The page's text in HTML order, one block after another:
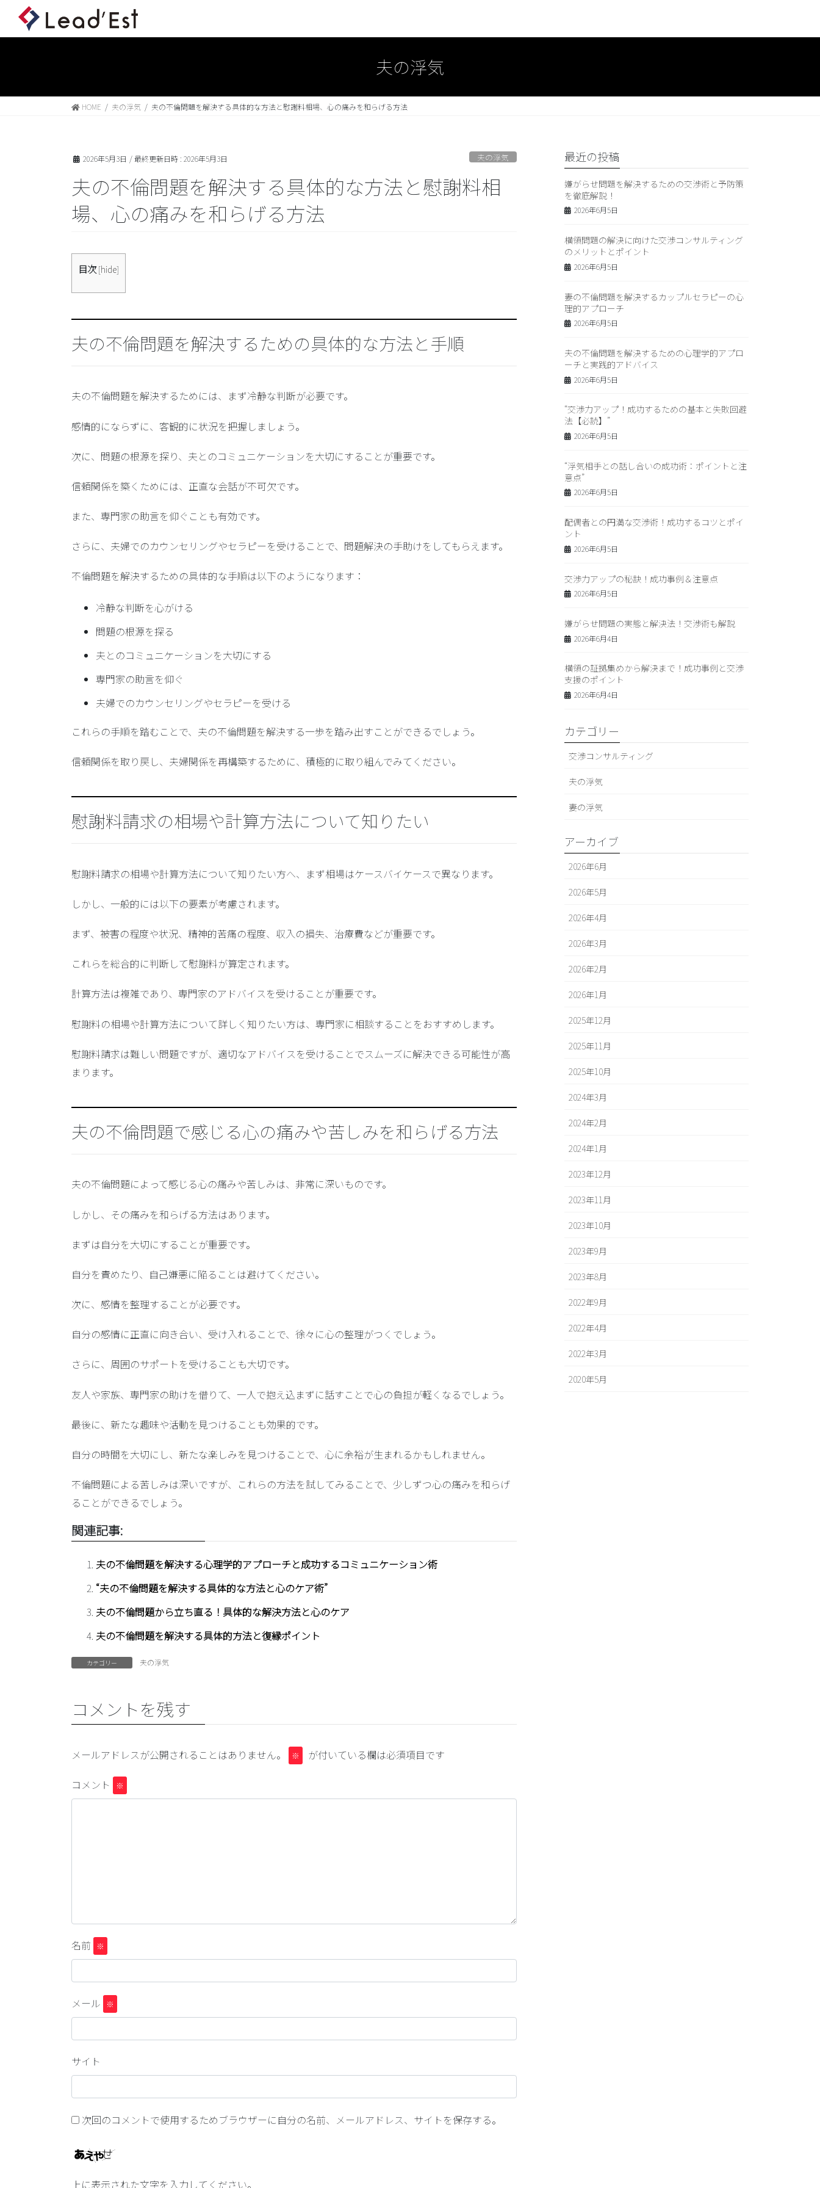
夫の浮気
HOME 夫の浮気 夫の不倫問題を解決する具体的な方法と慰謝料相場、心の痛みを和らげる方法
2026年5月3日 / 最終更新日時 : 2026年5月3日 夫の浮気
夫の不倫問題を解決する具体的な方法と慰謝料相
場、心の痛みを和らげる方法
目次 [hide]
夫の不倫問題を解決するための具体的な方法と手順
夫の不倫問題を解決するためには、まず冷静な判断が必要です。
感情的にならずに、客観的に状況を把握しましょう。
次に、問題の根源を探り、夫とのコミュニケーションを大切にすることが重要です。
信頼関係を築くためには、正直な会話が不可欠です。
また、専門家の助言を仰ぐことも有効です。
さらに、夫婦でのカウンセリングやセラピーを受けることで、問題解決の手助けをしてもらえます。
不倫問題を解決するための具体的な手順は以下のようになります：
冷静な判断を心がける
問題の根源を探る
夫とのコミュニケーションを大切にする
専門家の助言を仰ぐ
夫婦でのカウンセリングやセラピーを受ける
これらの手順を踏むことで、夫の不倫問題を解決する一歩を踏み出すことができるでしょう。
信頼関係を取り戻し、夫婦関係を再構築するために、積極的に取り組んでみてください。
慰謝料請求の相場や計算方法について知りたい
慰謝料請求の相場や計算方法について知りたい方へ、まず相場はケースバイケースで異なります。
しかし、一般的には以下の要素が考慮されます。
まず、被害の程度や状況、精神的苦痛の程度、収入の損失、治療費などが重要です。
これらを総合的に判断して慰謝料が算定されます。
計算方法は複雑であり、専門家のアドバイスを受けることが重要です。
慰謝料の相場や計算方法について詳しく知りたい方は、専門家に相談することをおすすめします。
慰謝料請求は難しい問題ですが、適切なアドバイスを受けることでスムーズに解決できる可能性が高
まります。
夫の不倫問題で感じる心の痛みや苦しみを和らげる方法
夫の不倫問題によって感じる心の痛みや苦しみは、非常に深いものです。
しかし、その痛みを和らげる方法はあります。
まずは自分を大切にすることが重要です。
自分を責めたり、自己嫌悪に陥ることは避けてください。
次に、 感情を整理する ことが必要です。
自分の感情に正直に向き合い、受け入れることで、徐々に心の整理がつくでしょう。
さらに、 周囲のサポートを受ける ことも大切です。
友人や家族、専門家の助けを借りて、一人で抱え込まずに話すことで心の負担が軽くなるでしょう。
最後に、 新たな趣味や活動を見つける ことも効果的です。
自分の時間を大切にし、新たな楽しみを見つけることで、心に余裕が生まれるかもしれません。
不倫問題による苦しみは深いですが、これらの方法を試してみることで、少しずつ心の痛みを和らげ
ることができるでしょう。
関連記事:
夫の不倫問題を解決する心理学的アプローチと成功するコミュニケーション術
“夫の不倫問題を解決する具体的な方法と心のケア術”
夫の不倫問題から立ち直る！具体的な解決方法と心のケア
夫の不倫問題を解決する具体的方法と復縁ポイント
カテゴリー 夫の浮気
コメントを残す
メールアドレスが公開されることはありません。 ※ が付いている欄は必須項目です
コメント ※
名前 ※
メール ※
サイト
次回のコメントで使用するためブラウザーに自分の名前、メールアドレス、サイトを保存する。
上に表示された文字を入力してください。
最近の投稿
嫌がらせ問題を解決するための交渉術と予防策
を徹底解説！
2026年6月5日
横領問題の解決に向けた交渉コンサルティング
のメリットとポイント
2026年6月5日
妻の不倫問題を解決するカップルセラピーの心
理的アプローチ
2026年6月5日
夫の不倫問題を解決するための心理学的アプロ
ーチと実践的アドバイス
2026年6月5日
“交渉力アップ！成功するための基本と失敗回避
法【必読】”
2026年6月5日
“浮気相手との話し合いの成功術：ポイントと注
意点”
2026年6月5日
配偶者との円満な交渉術！成功するコツとポイ
ント
2026年6月5日
交渉力アップの秘訣！成功事例＆注意点
2026年6月5日
嫌がらせ問題の実態と解決法！交渉術も解説
2026年6月4日
横領の証拠集めから解決まで！成功事例と交渉
支援のポイント
2026年6月4日
カテゴリー
交渉コンサルティング
夫の浮気
妻の浮気
アーカイブ
2026年6月
2026年5月
2026年4月
2026年3月
2026年2月
2026年1月
2025年12月
2025年11月
2025年10月
2024年3月
2024年2月
2024年1月
2023年12月
2023年11月
2023年10月
2023年9月
2023年8月
2022年9月
2022年4月
2022年3月
2020年5月